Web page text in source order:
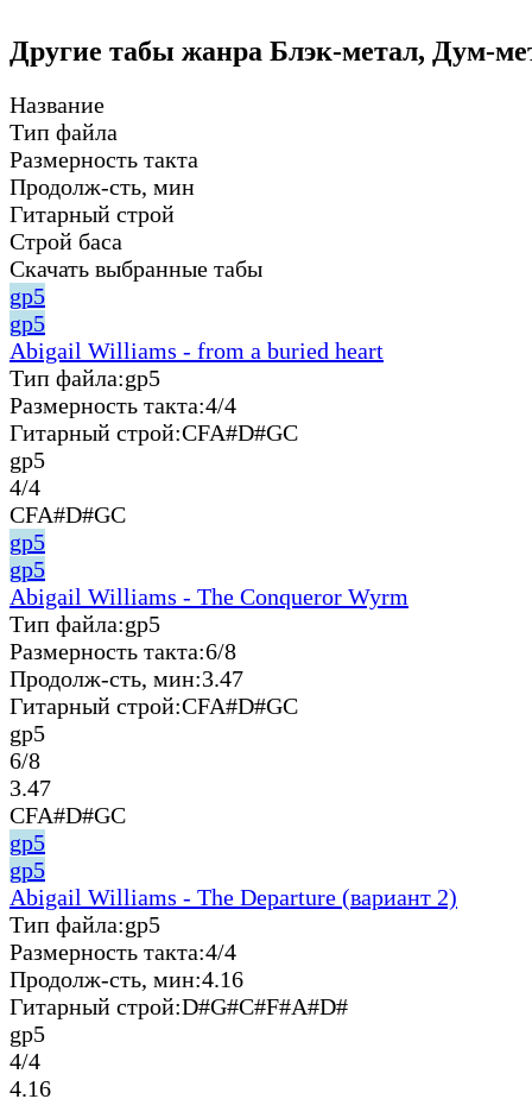
Другие табы жанра Блэк-метал, Дум-
Название
Тип файла
Размерность такта
Продолж-сть, мин
Гитарный строй
Строй баса
Скачать выбранные табы
gp5
gp5
Abigail Williams - from a buried heart
Тип файла:gp5
Размерность такта:4/4
Гитарный строй:CFA#D#GC
gp5
4/4
CFA#D#GC
gp5
gp5
Abigail Williams - The Conqueror Wyrm
Тип файла:gp5
Размерность такта:6/8
Продолж-сть, мин:3.47
Гитарный строй:CFA#D#GC
gp5
6/8
3.47
CFA#D#GC
gp5
gp5
Abigail Williams - The Departure (вариант 2)
Тип файла:gp5
Размерность такта:4/4
Продолж-сть, мин:4.16
Гитарный строй:D#G#C#F#A#D#
gp5
4/4
4.16